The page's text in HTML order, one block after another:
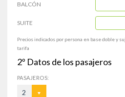
BALCÓN
SUITE
Precios indicados por persona en base doble y
tarifa
2º Datos de los pasajeros
PASAJEROS:
2